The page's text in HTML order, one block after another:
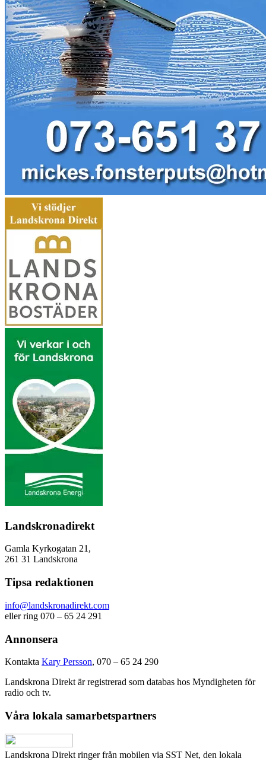
Landskronadirekt
Gamla Kyrkogatan 21,
261 31 Landskrona
Tipsa redaktionen
info@landskronadirekt.com
eller ring 070 – 65 24 291
Annonsera
Kontakta Kary Persson, 070 – 65 24 290
Landskrona Direkt är registrerad som databas hos Myndigheten för
radio och tv.
Våra lokala samarbetspartners
Landskrona Direkt ringer från mobilen via SST Net, den lokala